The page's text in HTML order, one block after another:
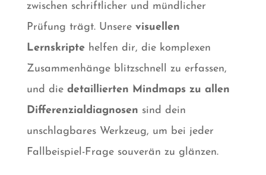
zwischen schriftlicher und mündlicher
Prüfung trägt. Unsere visuellen
Lernskriptehelfen dir, die komplexen
Zusammenhänge blitzschnell zu erfassen,
und die detaillierten Mindmaps zu allen
Differenzialdiagnosen sind dein
unschlagbares Werkzeug, um bei jeder
Fallbeispiel-Frage souverän zu glänzen.